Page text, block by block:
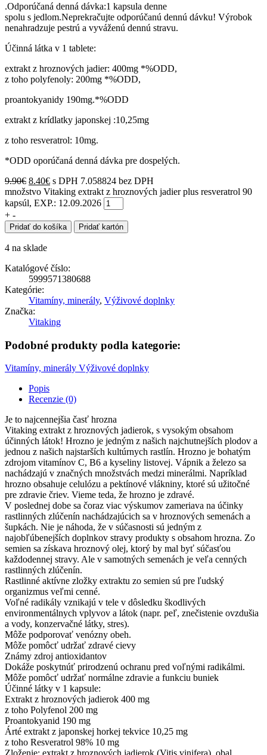
.Odporúčaná denná dávka:1 kapsula denne
spolu s jedlom.Neprekračujte odporúčanú dennú dávku! Výrobok
nenahradzuje pestrú a vyváženú dennú stravu.
Účinná látka v 1 tablete:
extrakt z hroznových jadier: 400mg *%ODD,
z toho polyfenoly: 200mg *%ODD,
proantokyanidy 190mg.*%ODD
extrakt z krídlatky japonskej :10,25mg
z toho resveratrol: 10mg.
*ODD oporúčaná denná dávka pre dospelých.
9.90€ 8.40€ s DPH 7.058824 bez DPH
množstvo Vitaking extrakt z hroznových jadier plus resveratrol 90
kapsúl, EXP.: 12.09.2026
+ -
Pridať do košíka Pridať kartón
4 na sklade
Katalógové číslo:
5999571380688
Kategórie:
Vitamíny, minerály, Výživové doplnky
Značka:
Vitaking
Podobné produkty podla kategorie:
Vitamíny, minerály Výživové doplnky
Popis
Recenzie (0)
Je to najcennejšia časť hrozna
Vitaking extrakt z hroznových jadierok, s vysokým obsahom
účinných látok! Hrozno je jedným z našich najchutnejších plodov a
jednou z našich najstarších kultúrnych rastlín. Hrozno je bohatým
zdrojom vitamínov C, B6 a kyseliny listovej. Vápnik a železo sa
nachádzajú v značných množstvách medzi minerálmi. Napríklad
hrozno obsahuje celulózu a pektínové vlákniny, ktoré sú užitočné
pre zdravie čriev. Vieme teda, že hrozno je zdravé.
V poslednej dobe sa čoraz viac výskumov zameriava na účinky
rastlinných zlúčenín nachádzajúcich sa v hroznových semenách a
šupkách. Nie je náhoda, že v súčasnosti sú jedným z
najobľúbenejších doplnkov stravy produkty s obsahom hrozna. Zo
semien sa získava hroznový olej, ktorý by mal byť súčasťou
každodennej stravy. Ale v samotných semenách je veľa cenných
rastlinných zlúčenín.
Rastlinné aktívne zložky extraktu zo semien sú pre ľudský
organizmus veľmi cenné.
Voľné radikály vznikajú v tele v dôsledku škodlivých
environmentálnych vplyvov a látok (napr. peľ, znečistenie ovzdušia
a vody, konzervačné látky, stres).
Môže podporovať venózny obeh.
Môže pomôcť udržať zdravé cievy
Známy zdroj antioxidantov
Dokáže poskytnúť prirodzenú ochranu pred voľnými radikálmi.
Môže pomôcť udržať normálne zdravie a funkciu buniek
Účinné látky v 1 kapsule:
Extrakt z hroznových jadierok 400 mg
z toho Polyfenol 200 mg
Proantokyanid 190 mg
Árté extrakt z japonskej horkej tekvice 10,25 mg
z toho Resveratrol 98% 10 mg